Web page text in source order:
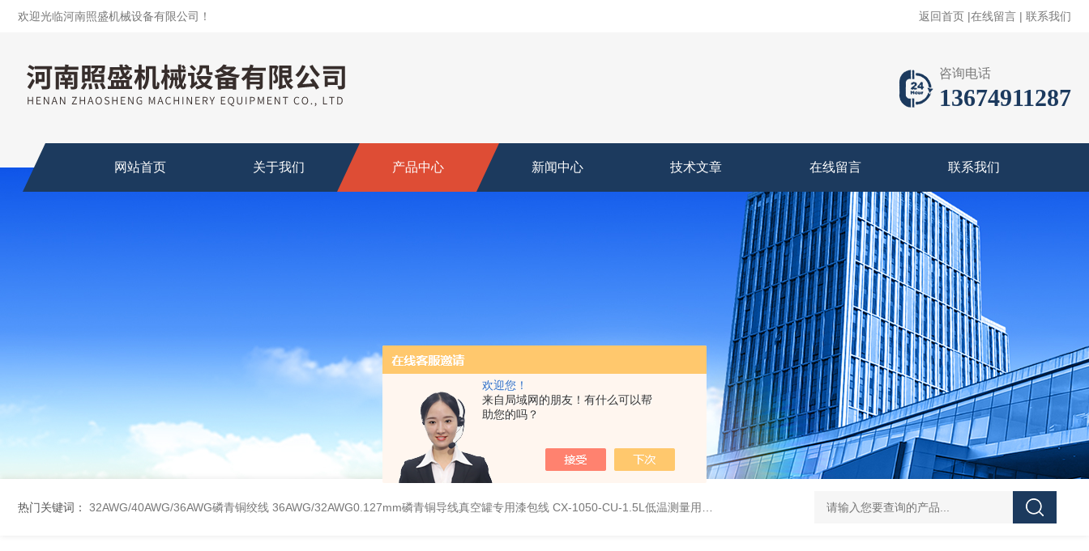
欢迎您！
来自局域网的朋友！有什么可以帮
助您的吗？
欢迎光临河南照盛机械设备有限公司！ 返回首页 |在线留言 | 联系我们
咨询电话
13674911287
网站首页 关于我们 产品中心 新闻中心 技术文章 在线留言 联系我们
热门关键词： 32AWG/40AWG/36AWG磷青铜绞线 36AWG/32AWG0.127mm磷青铜导线真空罐专用漆包线 CX-1050-CU-1.5L低温测量用硅二极管温度传感器 36AWG磷青铜四色低温排线 36AWG/32AWG/34AWG